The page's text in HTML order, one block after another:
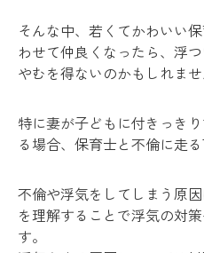
そんな中、若くてかわいい
わせて仲良くなったら、浮
やむを得ないのかもしれませ
特に妻が子どもに付きっき
る場合、保育士と不倫に走
不倫や浮気をしてしまう原
を理解することで浮気の対
す。